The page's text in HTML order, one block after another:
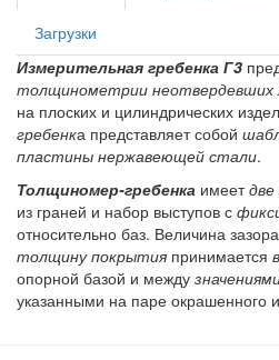
Загрузки
Измерительная гребенка Г3
толщинометрии неотвердевших
на плоских и цилиндрических
гребенка представляет собой
пластины нержавеющей стали.
Толщиномер-гребенка имеет
из граней и набор выступов с
относительно баз. Величина
толщину покрытия принимается
опорной базой и между
указанными на паре окрашенного